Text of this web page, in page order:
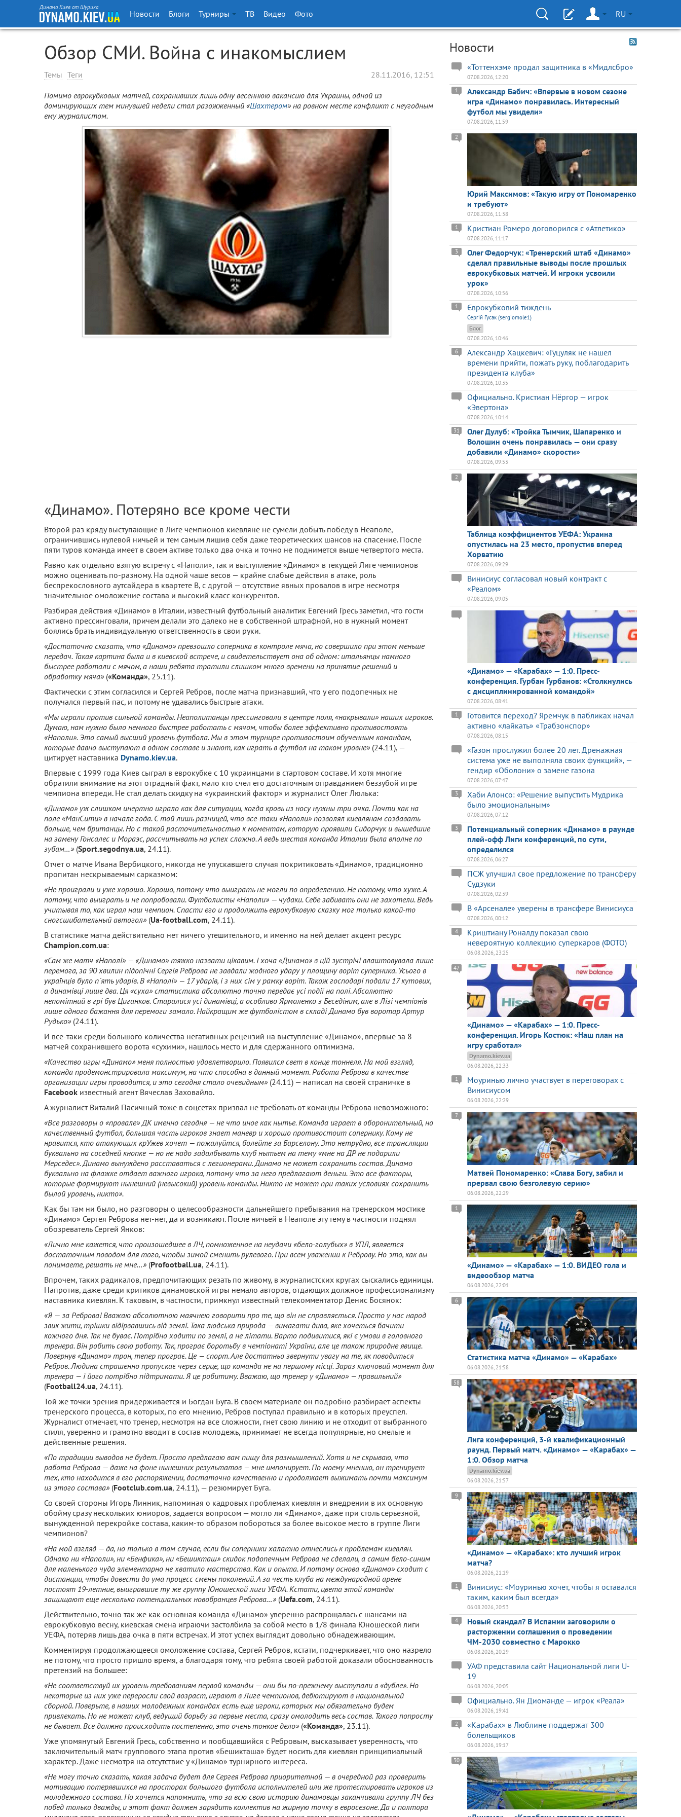
Динамо Киев от Шурика
Новости Блоги Турниры ТВ Видео Фото RU
Обзор СМИ. Война с инакомыслием
Темы Теги 28.11.2016, 12:51
Помимо еврокубковых матчей, сохранивших лишь одну весеннюю вакансию для Украины, одной из
доминирующих тем минувшей недели стал разожженный «Шахтером» на ровном месте конфликт с неугодным
ему журналистом.
«Динамо». Потеряно все кроме чести
Второй раз кряду выступающие в Лиге чемпионов киевляне не сумели добыть победу в Неаполе,
ограничившись нулевой ничьей и тем самым лишив себя даже теоретических шансов на спасение. После
пяти туров команда имеет в своем активе только два очка и точно не поднимется выше четвертого места.
Равно как отдельно взятую встречу с «Наполи», так и выступление «Динамо» в текущей Лиге чемпионов
можно оценивать по-разному. На одной чаше весов — крайне слабые действия в атаке, роль
беспрекословного аутсайдера в квартете B, с другой — отсутствие явных провалов в игре несмотря
значительное омоложение состава и высокий класс конкурентов.
Разбирая действия «Динамо» в Италии, известный футбольный аналитик Евгений Гресь заметил, что гости
активно прессинговали, причем делали это далеко не в собственной штрафной, но в нужный момент
боялись брать индивидуальную ответственность в свои руки.
«Достаточно сказать, что «Динамо» превзошло соперника в контроле мяча, но совершило при этом меньше
передач. Такая картина была и в киевской встрече, и свидетельствует она об одном: итальянцы намного
быстрее работали с мячом, а наши ребята тратили слишком много времени на принятие решений и
обработку мяча» («Команда», 25.11).
Фактически с этим согласился и Сергей Ребров, после матча признавший, что у его подопечных не
получался первый пас, и потому не удавались быстрые атаки.
«Мы играли против сильной команды. Неаполитанцы прессинговали в центре поля, «накрывали» наших игроков.
Думаю, нам нужно было немного быстрее работать с мячом, чтобы более эффективно противостоять
«Наполи». Это самый высший уровень футбола. Мы в этом турнире противостоим обученным командам,
которые давно выступают в одном составе и знают, как играть в футбол на таком уровне» (24.11), —
цитирует наставника Dynamo.kiev.ua.
Впервые с 1999 года Киев сыграл в еврокубке с 10 украинцами в стартовом составе. И хотя многие
обратили внимание на этот отрадный факт, мало кто счел его достаточным оправданием беззубой игре
чемпиона впереди. Не стал делать скидку на «украинский фактор» и журналист Олег Люлька:
«Динамо» уж слишком инертно играло как для ситуации, когда кровь из носу нужны три очка. Почти как на
поле «МанСити» в начале года. С той лишь разницей, что все-таки «Наполи» позволял киевлянам создавать
больше, чем британцы. Но с такой расточительностью к моментам, которую проявили Сидорчук и вышедшие
на замену Гонсалес и Мораэс, рассчитывать на успех сложно. А ведь шестая команда Италии была вполне по
зубам…» (Sport.segodnya.ua, 24.11).
Отчет о матче Ивана Вербицкого, никогда не упускавшего случая покритиковать «Динамо», традиционно
пропитан нескрываемым сарказмом:
«Не проиграли и уже хорошо. Хорошо, потому что выиграть не могли по определению. Не потому, что хуже. А
потому, что выиграть и не попробовали. Футболисты «Наполи» — чудаки. Себе забивать они не захотели. Ведь
учитывая то, как играл наш чемпион. Спасти его и продолжить еврокубковую сказку мог только какой-то
сногсшибательный автогол» (Ua-football.com, 24.11).
В статистике матча действительно нет ничего утешительного, и именно на ней делает акцент ресурс
Champion.com.ua:
«Сам же матч «Наполі» — «Динамо» тяжко назвати цікавим. І хоча «Динамо» в цій зустрічі влаштовувала лише
перемога, за 90 хвилин підопічні Сергія Реброва не завдали жодного удару у площину воріт суперника. Усього в
українців було п`ять ударів. В «Наполі» — 17 ударів, і з них сім у рамку воріт. Також господарі подали 17 кутових,
а динамівці лише два. Ця «суха» статистика абсолютно точно передає усі події на полі. Абсолютно
непомітний в грі був Циганков. Старалися усі динамівці, а особливо Ярмоленко з Беседіним, але в Лізі чемпіонів
лише одного бажання для перемоги замало. Найкращим же футболістом в складі Динамо був воротар Артур
Рудько» (24.11).
И все-таки среди большого количества негативных рецензий на выступление «Динамо», впервые за 8
матчей сохранившего ворота «сухими», нашлось место и для сдержанного оптимизма.
«Качество игры «Динамо» меня полностью удовлетворило. Появился свет в конце тоннеля. На мой взгляд,
команда продемонстрировала максимум, на что способна в данный момент. Работа Реброва в качестве
организации игры проводится, и это сегодня стало очевидным» (24.11) — написал на своей страничке в
Facebook известный агент Вячеслав Заховайло.
А журналист Виталий Пасичный тоже в соцсетях призвал не требовать от команды Реброва невозможного:
«Все разговоры о «провале» ДК именно сегодня — не что иное как нытье. Команда играет в оборонительный, но
качественный футбол, большая часть игроков знает маневр и хорошо противостоит сопернику. Кому не
нравится, кто атакующих крУжев хочет — пожалуйтся, болейте за Барселону. Это нетрудно, все трансляции
буквально на соседней кнопке — но не надо задалбывать клуб нытьем на тему «мне на ДР не подарили
Мерседес». Динамо вынуждено расставаться с легионерами. Динамо не может сохранить состав. Динамо
буквально на флажке отдает важного игрока, потому что за него предлагают деньги. Это все факторы,
которые формируют нынешний (невысокий) уровень команды. Никто не может при таких условиях сохранить
былой уровень, никто».
Как бы там ни было, но разговоры о целесообразности дальнейшего пребывания на тренерском мостике
«Динамо» Сергея Реброва нет-нет, да и возникают. После ничьей в Неаполе эту тему в частности поднял
обозреватель Сергей Янков:
«Лично мне кажется, что произошедшее в ЛЧ, помноженное на неудачи «бело-голубых» в УПЛ, является
достаточным поводом для того, чтобы зимой сменить рулевого. При всем уважении к Реброву. Но это, как вы
понимаете, решать не мне…» (Profootball.ua, 24.11).
Впрочем, таких радикалов, предпочитающих резать по живому, в журналистских кругах сыскались единицы.
Напротив, даже среди критиков динамовской игры немало авторов, отдающих должное профессионализму
наставника киевлян. К таковым, в частности, примкнул известный телекомментатор Денис Босянок:
«Я — за Реброва! Вважаю абсолютною маячнею говорити про те, що він не справляється. Просто у нас народ
звик жити, трішки відірвавшись від землі. Така людська природа — вимагати дива, яке хочеться бачити
кожного дня. Так не буває. Потрібно ходити по землі, а не літати. Варто подивитися, які є умови в головного
тренера. Він робить свою роботу. Так, програє боротьбу в чемпіонаті України, але це також природне явище.
Повернув «Динамо» трон, тепер програє. Це — спорт. Але достатньо звернути увагу на те, як поводиться
Ребров. Людина страшенно пропускає через серце, що команда не на першому місці. Зараз ключовий момент для
тренера — і його потрібно підтримати. Я це робитиму. Вважаю, що тренер у «Динамо» — правильний»
(Football24.ua, 24.11).
Той же точки зрения придерживается и Богдан Буга. В своем материале он подробно разбирает аспекты
тренерского процесса, в которых, по его мнению, Ребров поступал правильно и в которых преуспел.
Журналист отмечает, что тренер, несмотря на все сложности, гнет свою линию и не отходит от выбранного
стиля, уверенно и грамотно вводит в состав молодежь, принимает не всегда популярные, но смелые и
действенные решения.
«По традиции выводов не будет. Просто предлагаю вам пищу для размышлений. Хотя и не скрываю, что
работа Реброва — даже на фоне нынешних результатов — мне импонирует. По моему мнению, он тренирует
тех, кто находится в его распоряжении, достаточно качественно и продолжает выжимать почти максимум
из этого состава» (Footclub.com.ua, 24.11), — резюмирует Буга.
Со своей стороны Игорь Линник, напоминая о кадровых проблемах киевлян и внедрении в их основную
обойму сразу нескольких юниоров, задается вопросом — могло ли «Динамо», даже при столь серьезной,
вынужденной перекройке состава, каким-то образом побороться за более высокое место в группе Лиги
чемпионов?
«На мой взгляд — да, но только в том случае, если бы соперники халатно отнеслись к проблемам киевлян.
Однако ни «Наполи», ни «Бенфика», ни «Бешикташ» скидок подопечным Реброва не сделали, а самим бело-синим
для маленького чуда элементарно не хватило мастерства. Как и опыта. И потому основа «Динамо» сходит с
дистанции, чтобы довести до ума процесс смены поколений. А за честь клуба на международной арене
постоят 19-летние, выигравшие ту же группу Юношеской лиги УЕФА. Кстати, цвета этой команды
защищают еще несколько потенциальных новобранцев Реброва…» (Uefa.com, 24.11).
Действительно, точно так же как основная команда «Динамо» уверенно распрощалась с шансами на
еврокубковую весну, киевская смена играючи застолбила за собой место в 1/8 финала Юношеской лиги
УЕФА, потеряв лишь два очка в пяти встречах. И этот успех выглядит довольно обнадеживающим.
Комментируя продолжающееся омоложение состава, Сергей Ребров, кстати, подчеркивает, что оно назрело
не потому, что просто пришло время, а благодаря тому, что ребята своей работой доказали обоснованность
претензий на большее:
«Не соответствуй их уровень требованиям первой команды — они бы по-прежнему выступали в «дубле». Но
некоторые из них уже переросли свой возраст, играют в Лиге чемпионов, дебютируют в национальной
сборной. Поверьте, в наших молодежных командах есть еще игроки, которых мы обязательно будем
привлекать. Но не может клуб, ведущий борьбу за первые места, сразу омолодить весь состав. Такого попросту
не бывает. Все должно происходить постепенно, это очень тонкое дело» («Команда», 23.11).
Уже упомянутый Евгений Гресь, собственно и пообщавшийся с Ребровым, высказывает уверенность, что
заключительный матч группового этапа против «Бешикташа» будет носить для киевлян принципиальный
характер. Даже несмотря на отсутствие у «Динамо» турнирного интереса.
«Не могу точно сказать, какая задача будет для Сергея Реброва приоритетной — в очередной раз проверить
мотивацию потерявшихся на просторах большого футбола исполнителей или же протестировать игроков из
молодежного состава. Но хочется напомнить, что за всю свою историю динамовцы заканчивали группу ЛЧ без
побед только дважды, и этот факт должен зарядить коллектив на жирную точку в евросезоне. Да и полтора
Новости
«Тоттенхэм» продал защитника в «Мидлсбро»
07.08.2026, 12:20
Александр Бабич: «Впервые в новом сезоне
игра «Динамо» понравилась. Интересный
футбол мы увидели»
1
07.08.2026, 11:59
Юрий Максимов: «Такую игру от Пономаренко
и требуют»
2
07.08.2026, 11:38
Кристиан Ромеро договорился с «Атлетико»
1
07.08.2026, 11:17
Олег Федорчук: «Тренерский штаб «Динамо»
сделал правильные выводы после прошлых
еврокубковых матчей. И игроки усвоили
урок»
3
07.08.2026, 10:56
Єврокубковий тиждень
1
Сергій Гусак (sergiomole1)
Блог
07.08.2026, 10:46
Александр Хацкевич: «Гуцуляк не нашел
времени прийти, пожать руку, поблагодарить
президента клуба»
6
07.08.2026, 10:35
Официально. Кристиан Нёргор — игрок
«Эвертона»
07.08.2026, 10:14
Олег Дулуб: «Тройка Тымчик, Шапаренко и
Волошин очень понравилась — они сразу
добавили «Динамо» скорости»
31
07.08.2026, 09:53
Таблица коэффициентов УЕФА: Украина
опустилась на 23 место, пропустив вперед
Хорватию
2
07.08.2026, 09:29
Винисиус согласовал новый контракт с
«Реалом»
07.08.2026, 09:05
«Динамо» — «Карабах» — 1:0. Пресс-
конференция. Гурбан Гурбанов: «Столкнулись
с дисциплинированной командой»
07.08.2026, 08:41
Готовится переход? Яремчук в пабликах начал
активно «лайкать» «Трабзонспор»
1
07.08.2026, 08:15
«Газон прослужил более 20 лет. Дренажная
система уже не выполняла своих функций», —
гендир «Оболони» о замене газона
07.08.2026, 07:47
Хаби Алонсо: «Решение выпустить Мудрика
было эмоциональным»
3
07.08.2026, 07:12
Потенциальный соперник «Динамо» в раунде
плей-офф Лиги конференций, по сути,
определился
3
07.08.2026, 06:27
ПСЖ улучшил свое предложение по трансферу
Судзуки
07.08.2026, 02:39
В «Арсенале» уверены в трансфере Винисиуса
07.08.2026, 00:12
Криштиану Роналду показал свою
невероятную коллекцию суперкаров (ФОТО)
4
06.08.2026, 23:25
«Динамо» — «Карабах» — 1:0. Пресс-
конференция. Игорь Костюк: «Наш план на
игру сработал»
47
Dynamo.kiev.ua
06.08.2026, 22:33
Моуринью лично участвует в переговорах с
Винисиусом
1
06.08.2026, 22:29
Матвей Пономаренко: «Слава Богу, забил и
прервал свою безголевую серию»
7
06.08.2026, 22:29
«Динамо» — «Карабах» — 1:0. ВИДЕО гола и
видеообзор матча
1
06.08.2026, 22:01
Статистика матча «Динамо» — «Карабах»
6
06.08.2026, 21:58
Лига конференций, 3-й квалификационный
раунд. Первый матч. «Динамо» — «Карабах» —
1:0. Обзор матча
58
Dynamo.kiev.ua
06.08.2026, 21:57
«Динамо» — «Карабах»: кто лучший игрок
матча?
9
06.08.2026, 21:19
Винисиус: «Моуринью хочет, чтобы я оставался
таким, каким был всегда»
1
06.08.2026, 20:53
Новый скандал? В Испании заговорили о
расторжении соглашения о проведении
ЧМ-2030 совместно с Марокко
4
06.08.2026, 20:29
УАФ представила сайт Национальной лиги U-
19
06.08.2026, 20:05
Официально. Ян Диоманде — игрок «Реала»
06.08.2026, 19:41
«Карабах» в Люблине поддержат 300
болельщиков
2
06.08.2026, 19:17
30